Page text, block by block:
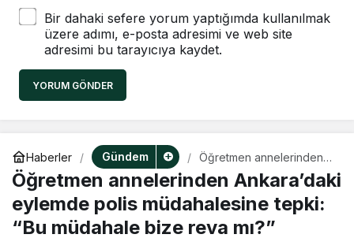
Bir dahaki sefere yorum yaptığımda kullanılmak
üzere adımı, e-posta adresimi ve web site
adresimi bu tarayıcıya kaydet.
YORUM GÖNDER
Haberler Gündem
Öğretmen annelerinden
Ankara’daki eylemde
polis müdahalesine tepki:
“Bu müdahale bize reva
mı?”
Öğretmen annelerinden Ankara’daki
eylemde polis müdahalesine tepki:
“Bu müdahale bize reva mı?”